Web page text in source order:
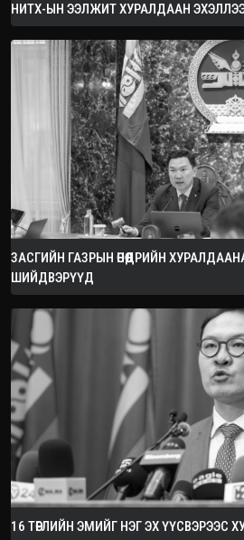
НИТХ-ЫН ЭЭЛЖИТ ХУРАЛДААН
ЗАСГИЙН ГАЗРЫН ӨНӨӨДРИЙН
ШИЙДВЭРҮҮД
16 ТӨРЛИЙН ЭМИЙГ НЭГ ЭХ